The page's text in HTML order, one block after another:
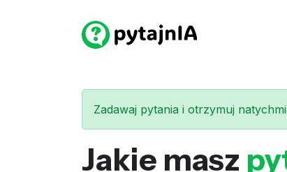
Zadawaj pytania i otrzymuj
Jakie masz